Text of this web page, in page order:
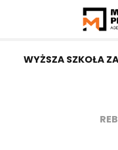
WYŻSZA SZKOŁA